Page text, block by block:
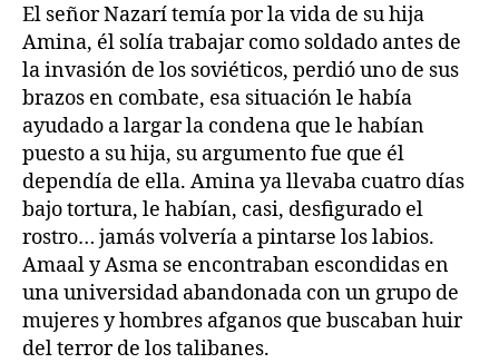
El señor Nazarí temía por la vida de su hija
Amina, él solía trabajar como soldado antes de
la invasión de los soviéticos, perdió uno de sus
brazos en combate, esa situación le había
ayudado a largar la condena que le habían
puesto a su hija, su argumento fue que él
dependía de ella. Amina ya llevaba cuatro días
bajo tortura, le habían, casi, desfigurado el
rostro… jamás volvería a pintarse los labios.
Amaal y Asma se encontraban escondidas en
una universidad abandonada con un grupo de
mujeres y hombres afganos que buscaban huir
del terror de los talibanes.